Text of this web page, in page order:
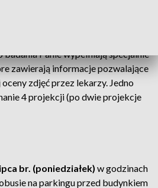
Panie wypełniają specjalnie
zawierają informacje pozwalające
zdjęć przez lekarzy. Jedno
4 projekcji (po dwie projekcje
br. (poniedziałek) w godzinach
na parkingu przed budynkiem